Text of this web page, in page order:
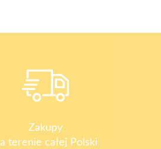
Zakupy
terenie całej Polski